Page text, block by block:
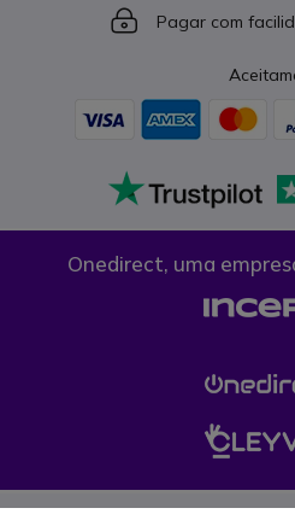
Icon
Pagar com
Onedirect, uma